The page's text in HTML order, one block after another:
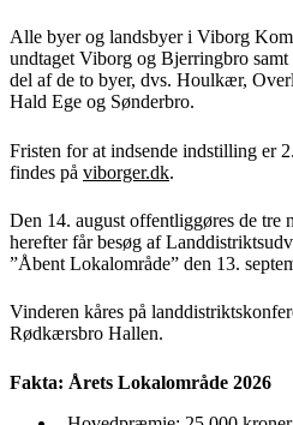
Alle byer og landsbyer i Viborg
undtaget Viborg og Bjerringbro samt
del af de to byer, dvs. Houlkær,
Hald Ege og Sønderbro.
Fristen for at indsende indstilling er
findes på viborger.dk.
Den 14. august offentliggøres de tre
herefter får besøg af
”Åbent Lokalområde” den 13.
Vinderen kåres på
Rødkærsbro Hallen.
Fakta: Årets Lokalområde 2026